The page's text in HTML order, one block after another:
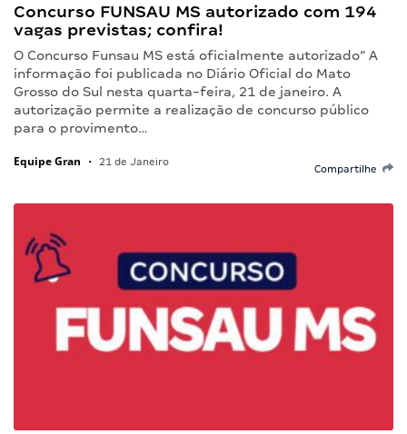
Concurso FUNSAU MS autorizado com 194
vagas previstas; confira!
O Concurso Funsau MS está oficialmente autorizado” A
informação foi publicada no Diário Oficial do Mato
Grosso do Sul nesta quarta-feira, 21 de janeiro. A
autorização permite a realização de concurso público
para o provimento…
Equipe Gran • 21 de Janeiro
Compartilhe